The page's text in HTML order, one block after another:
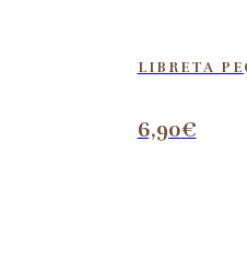
LIBRETA
6,90€